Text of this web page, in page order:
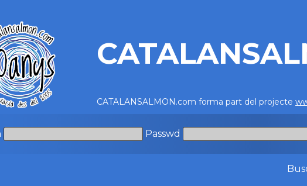
CATALANSALMON.com forma part del projecte
Passwd